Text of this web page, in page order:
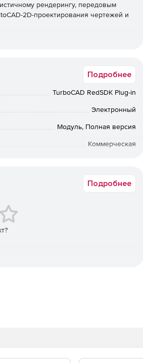
рендерингу, передовым
2D-проектирования чертежей и
динамическим курсором ввода.
сложных 3D-объектов.
и разрезает плоскости.
спектр параметрических
Подробнее
TurboCAD RedSDK Plug-in
Электронный
Модуль, Полная версия
Коммерческая
Подробнее